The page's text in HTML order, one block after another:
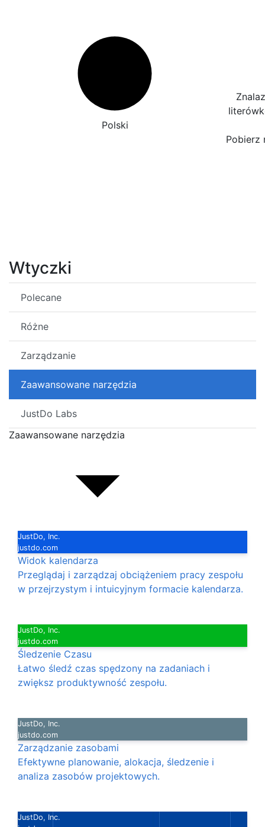
Polski
Pobierz
Wtyczki
Polecane
Różne
Zarządzanie
Zaawansowane narzędzia
JustDo Labs
Zaawansowane narzędzia
JustDo, Inc.
justdo.com
Widok kalendarza
Przeglądaj i zarządzaj obciążeniem pracy zespołu
w przejrzystym i intuicyjnym formacie kalendarza.
JustDo, Inc.
justdo.com
Śledzenie Czasu
Łatwo śledź czas spędzony na zadaniach i
zwiększ produktywność zespołu.
JustDo, Inc.
justdo.com
Zarządzanie zasobami
Efektywne planowanie, alokacja, śledzenie i
analiza zasobów projektowych.
JustDo, Inc.